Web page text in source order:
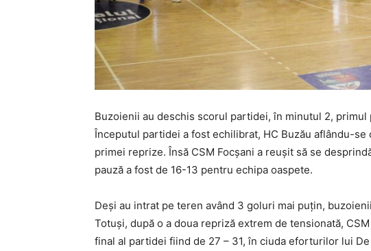
Buzoienii au deschis scorul partidei, în minutul 2,
Începutul partidei a fost echilibrat, HC Buzău aflându-se
primei reprize. Însă CSM Focșani a reușit să se
pauză a fost de 16-13 pentru echipa oaspete.
Deși au intrat pe teren având 3 goluri mai puțin,
Totuși, după o a doua repriză extrem de tensionată,
final al partidei fiind de 27 – 31, în ciuda eforturilor lui